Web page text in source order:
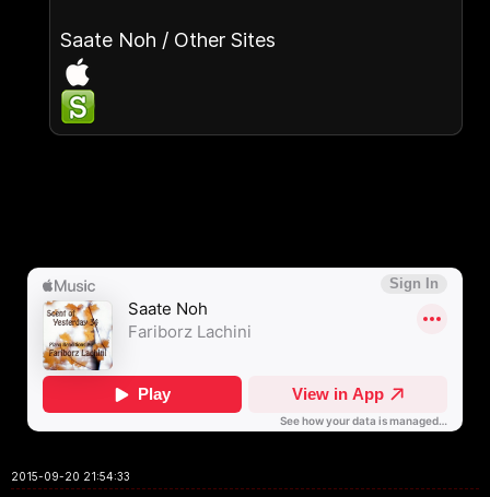
Saate Noh / Other Sites
2015-09-20 21:54:33